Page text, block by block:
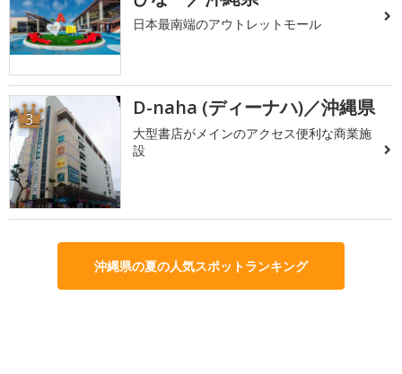
日本最南端のアウトレットモール
3 D-naha (ディーナハ)／沖縄県
大型書店がメインのアクセス便利な商業施
設
沖縄県の夏の人気スポットランキング